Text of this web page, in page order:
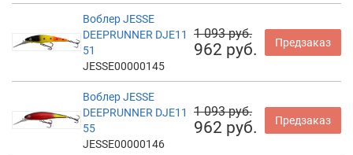
Воблер JESSE
DEEPRUNNER DJE11
51
JESSE00000145
1 093 руб.
962 руб. Предзаказ
Воблер JESSE
DEEPRUNNER DJE11
55
JESSE00000146
1 093 руб.
962 руб. Предзаказ